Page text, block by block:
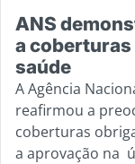
ANS
a
saúde
A Agência
reafirmou a
coberturas
a aprovação na